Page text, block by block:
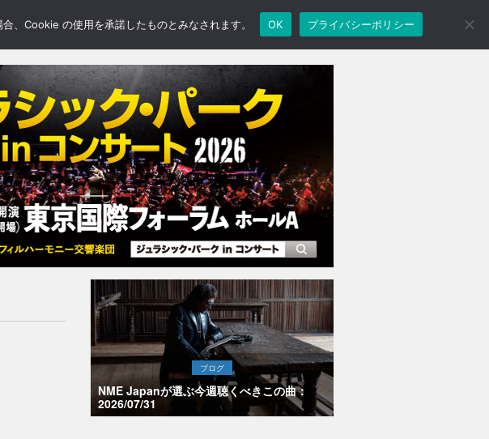
ブログ
NME Japanが選ぶ今週聴くべきこの曲：
2026/07/31
、Cookie の使用を承諾したものとみなされます。 OK プライバシーポリシー